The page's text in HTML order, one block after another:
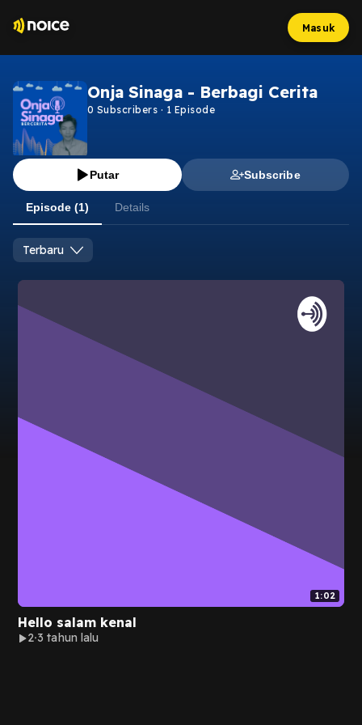
Masuk
Onja Sinaga - Berbagi Cerita
0 Subscribers · 1 Episode
Putar Subscribe
Episode (1) Details
Terbaru
1:02
Hello salam kenal
2 3 tahun lalu